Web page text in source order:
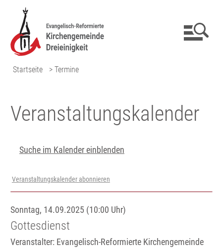
Startseite > Termine
Veranstaltungs­kalender
Suche im Kalender einblenden
Veranstaltungskalender abonnieren
Sonntag, 14.09.2025 (10:00 Uhr)
Gottesdienst
Veranstalter: Evangelisch-Reformierte Kirchengemeinde